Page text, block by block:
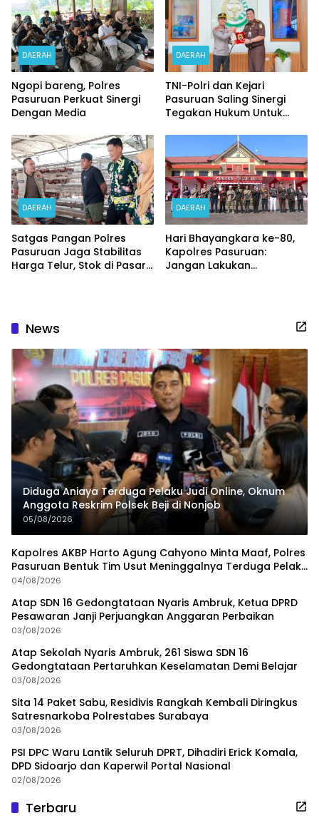
DAERAH
Ngopi bareng, Polres
Pasuruan Perkuat Sinergi
Dengan Media
DAERAH
TNI-Polri dan Kejari
Pasuruan Saling Sinergi
Tegakan Hukum Untuk
DAERAH
Satgas Pangan Polres
Pasuruan Jaga Stabilitas
Harga Telur, Stok di Pasar
DAERAH
Hari Bhayangkara ke-80,
Kapolres Pasuruan:
Jangan Lakukan
News
Diduga Aniaya Terduga Pelaku Judi Online, Oknum
Anggota Reskrim Polsek Beji di Nonjob
05/08/2026
Kapolres AKBP Harto Agung Cahyono Minta Maaf, Polres
Pasuruan Bentuk Tim Usut Meninggalnya Terduga Pelaku
Judi Online
04/08/2026
Atap SDN 16 Gedongtataan Nyaris Ambruk, Ketua DPRD
Pesawaran Janji Perjuangkan Anggaran Perbaikan
03/08/2026
Atap Sekolah Nyaris Ambruk, 261 Siswa SDN 16
Gedongtataan Pertaruhkan Keselamatan Demi Belajar
03/08/2026
Sita 14 Paket Sabu, Residivis Rangkah Kembali Diringkus
Satresnarkoba Polrestabes Surabaya
03/08/2026
PSI DPC Waru Lantik Seluruh DPRT, Dihadiri Erick Komala,
DPD Sidoarjo dan Kaperwil Portal Nasional
02/08/2026
Terbaru